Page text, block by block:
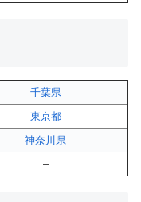
千葉県
東京都
神奈川県
–